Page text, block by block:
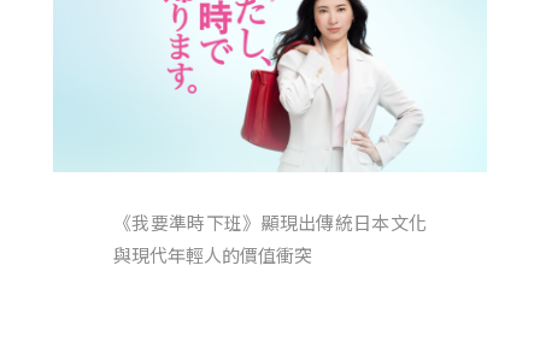
《我要準時下班》顯現出傳統日本文化
與現代年輕人的價值衝突